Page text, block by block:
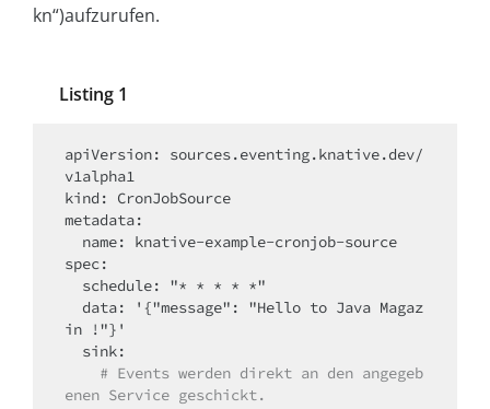
kn“)aufzurufen.
Listing 1
apiVersion: sources.eventing.knative.dev/
v1alpha1
kind: CronJobSource
metadata:
spec:
in !"}'
# Events werden direkt an den angegeb
enen Service geschickt.